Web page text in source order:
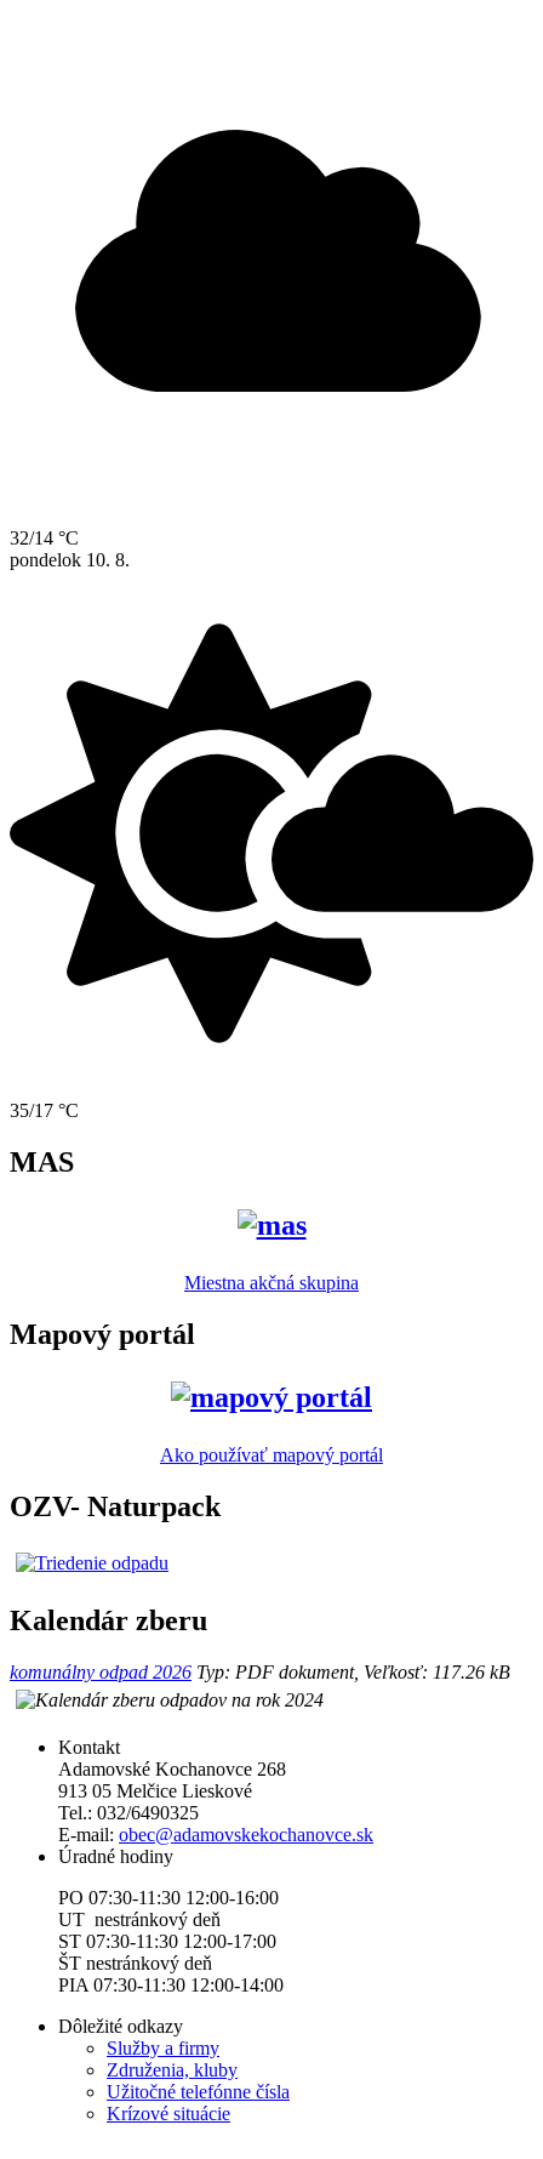
32/14 °C
pondelok 10. 8.
35/17 °C
MAS
Miestna akčná skupina
Mapový portál
Ako používať mapový portál
OZV- Naturpack
Kalendár zberu
komunálny odpad 2026 Typ: PDF dokument, Veľkosť: 117.26 kB
Kontakt
Adamovské Kochanovce 268
913 05 Melčice Lieskové
Tel.: 032/6490325
E-mail: obec@adamovskekochanovce.sk
Úradné hodiny
PO 07:30-11:30 12:00-16:00
UT nestránkový deň
ST 07:30-11:30 12:00-17:00
ŠT nestránkový deň
PIA 07:30-11:30 12:00-14:00
Dôležité odkazy
Služby a firmy
Združenia, kluby
Užitočné telefónne čísla
Krízové situácie